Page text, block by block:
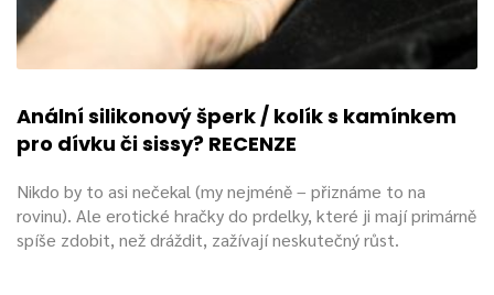
Anální silikonový šperk / kolík s kamínkem
pro dívku či sissy? RECENZE
Nikdo by to asi nečekal (my nejméně – přiznáme to na
rovinu). Ale erotické hračky do prdelky, které ji mají primárně
spíše zdobit, než dráždit, zažívají neskutečný růst.